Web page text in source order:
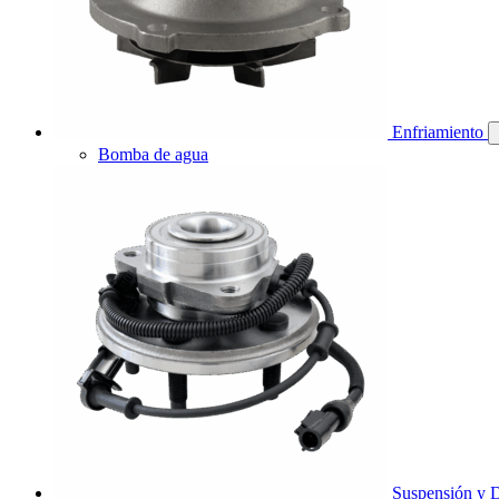
Enfriamiento
Bomba de agua
Suspensión y